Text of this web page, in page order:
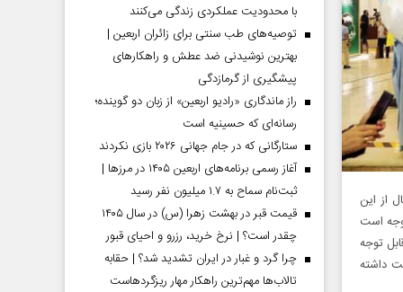
از این
است
توجه
داشته
با محدودیت عملکردی زندگی می‌کنند
توصیه‌های طب سنتی برای زائران اربعین |
بهترین نوشیدنی ضد عطش و راهکارهای
پیشگیری از گرمازدگی
راز ماندگاری «رادیو اربعین» از زبان دو گوینده؛
رسانه‌ای که حسینیه است
ستارگانی که در جام جهانی ۲۰۲۶ بازی نکردند
آغاز رسمی برنامه‌های اربعین ۱۴۰۵ در مرز‌ها |
ثبت‌نام سماح به ۱.۷ میلیون نفر رسید
قیمت قبر در بهشت زهرا (س) در سال ۱۴۰۵
چقدر است؟ | نرخ خرید، رزرو و احیای قبور
چرا گرد و غبار در ایران تشدید شد؟ | حقابه
تالاب‌ها مهم‌ترین راهکار مهار ریزگردهاست